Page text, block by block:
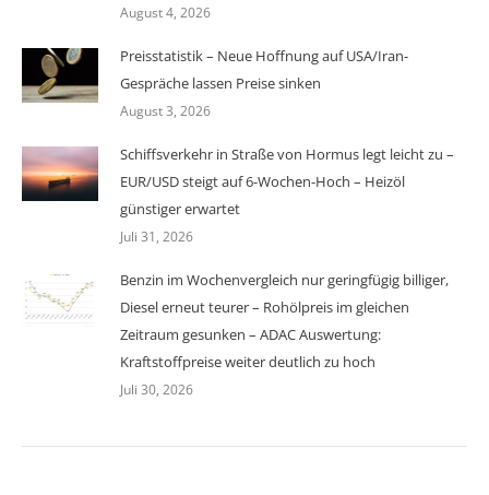
August 4, 2026
Preisstatistik – Neue Hoffnung auf USA/Iran-
Gespräche lassen Preise sinken
August 3, 2026
Schiffsverkehr in Straße von Hormus legt leicht zu –
EUR/USD steigt auf 6-Wochen-Hoch – Heizöl
günstiger erwartet
Juli 31, 2026
Benzin im Wochenvergleich nur geringfügig billiger,
Diesel erneut teurer – Rohölpreis im gleichen
Zeitraum gesunken – ADAC Auswertung:
Kraftstoffpreise weiter deutlich zu hoch
Juli 30, 2026